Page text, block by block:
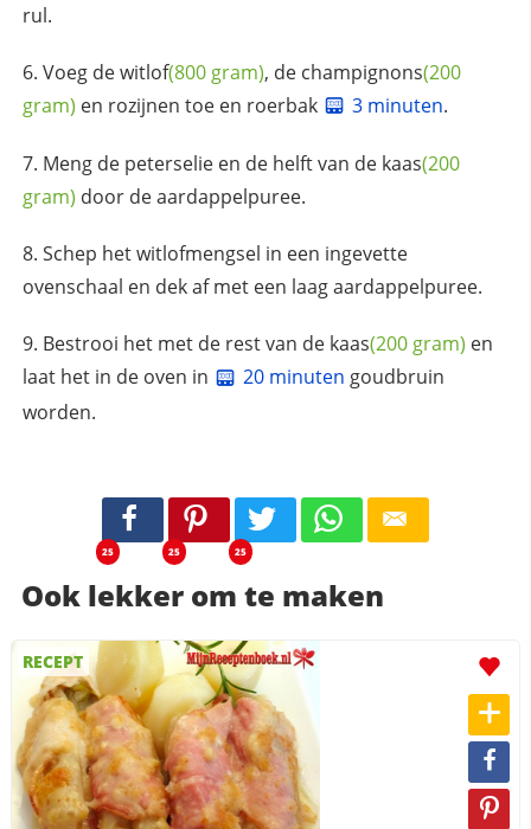
rul.
Voeg dewitlof(800 gram), de champignons(200
gram) en rozijnen toe en roerbak 3 minuten.
Meng de peterselie en de helft van de kaas(200
gram) door de aardappelpuree.
Schep het witlofmengsel in een ingevette
ovenschaal en dek af met een laag aardappelpuree.
Bestrooi het met de rest van de kaas(200 gram) en
laat het in de oven in
20 minuten goudbruin
worden.
25 25 25
Ook lekker om te maken
RECEPT